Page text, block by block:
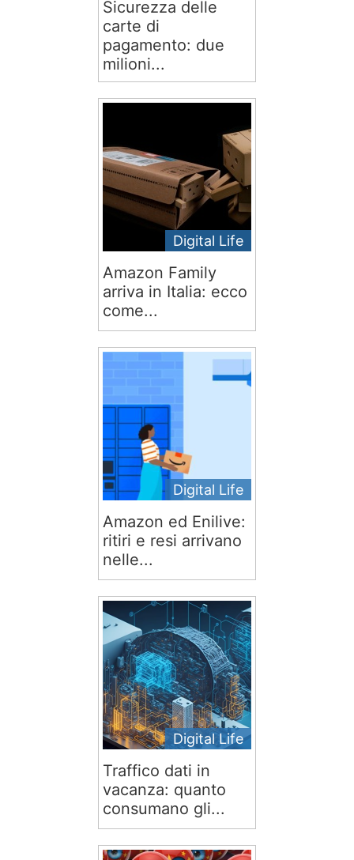
Sicurezza delle
carte di
pagamento: due
milioni...
Digital Life
Amazon Family
arriva in Italia: ecco
come...
Digital Life
Amazon ed Enilive:
ritiri e resi arrivano
nelle...
Digital Life
Traffico dati in
vacanza: quanto
consumano gli...